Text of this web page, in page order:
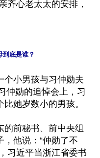
齐心老太太的安排，
到底是谁？
个小男孩与习仲勋夫
仲勋的追悼会上，习
她岁数小的男孩。
前秘书、前中央组
他说：“仲勋了不
习近平当浙江省委书